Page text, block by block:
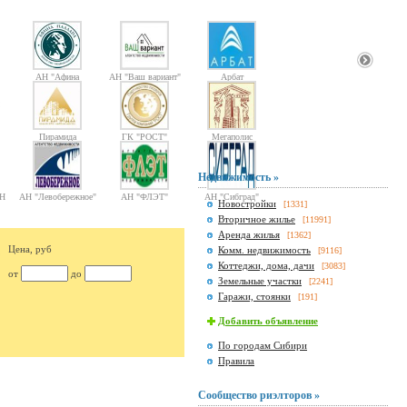
АН "Афина
Паллада"
АН "Ваш вариант" Арбат
Пирамида ГК "РОСТ" Мегаполис
АН "Левобережное" АН "ФЛЭТ" АН "Сибград"
Цена, руб
от до
Недвижимость »
Новостройки [1331]
Вторичное жилье [11991]
Аренда жилья [1362]
Комм. недвижимость [9116]
Коттеджи, дома, дачи [3083]
Земельные участки [2241]
Гаражи, стоянки [191]
Добавить объявление
По городам Сибири
Правила
Сообщество риэлторов »